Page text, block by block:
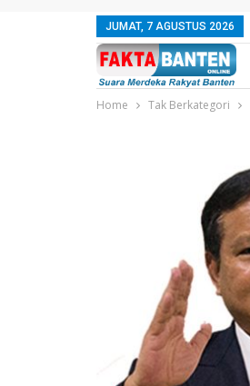
JUMAT, 7 AGUSTUS 2026
Home Tak Berkategori